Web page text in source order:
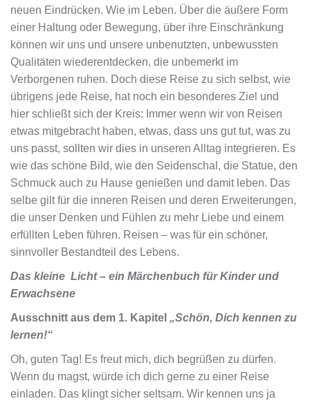
neuen Eindrücken. Wie im Leben. Über die äußere Form
einer Haltung oder Bewegung, über ihre Einschränkung
können wir uns und unsere unbenutzten, unbewussten
Qualitäten wiederentdecken, die unbemerkt im
Verborgenen ruhen. Doch diese Reise zu sich selbst, wie
übrigens jede Reise, hat noch ein besonderes Ziel und
hier schließt sich der Kreis: Immer wenn wir von Reisen
etwas mitgebracht haben, etwas, dass uns gut tut, was zu
uns passt, sollten wir dies in unseren Alltag integrieren. Es
wie das schöne Bild, wie den Seidenschal, die Statue, den
Schmuck auch zu Hause genießen und damit leben. Das
selbe gilt für die inneren Reisen und deren Erweiterungen,
die unser Denken und Fühlen zu mehr Liebe und einem
erfüllten Leben führen. Reisen – was für ein schöner,
sinnvoller Bestandteil des Lebens.
Das kleine Licht – ein Märchenbuch für Kinder und
Erwachsene
Ausschnitt aus dem 1. Kapitel „Schön, Dich kennen zu
lernen!“
Oh, guten Tag! Es freut mich, dich begrüßen zu dürfen.
Wenn du magst, würde ich dich gerne zu einer Reise
einladen. Das klingt sicher seltsam. Wir kennen uns ja